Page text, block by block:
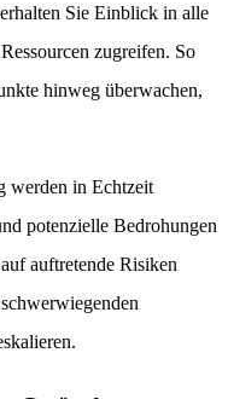
Sie Einblick in alle
zugreifen. So
hinweg überwachen,
werden in Echtzeit
potenzielle Bedrohungen
auftretende Risiken